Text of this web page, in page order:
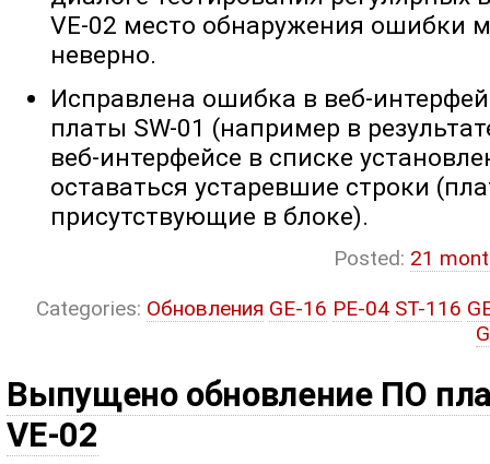
VE-02 место обнаружения ошибки
неверно.
Исправлена ошибка в веб-
платы SW-01 (например в
веб-интерфейсе в списке
оставаться устаревшие строки
присутствующие в блоке).
Posted: 21
Categories: Обновления GE-16 PE-04 ST-116
Выпущено обновление ПО
VE-02